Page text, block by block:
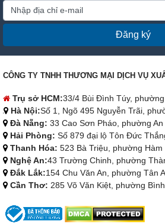
Đăng ký
CÔNG TY TNHH THƯƠNG MẠI DỊCH VỤ
Trụ sở HCM:33/4 Bùi Đình Túy,
Hà Nội:Số 1, Ngõ 495 Nguyễn Trãi,
Đà Nẵng: 33 Cao Sơn Pháo, phường An
Hải Phòng: Số 879 đại lộ Tôn Đức
Thanh Hóa: 523 Bà Triệu, phường Hàm
Nghệ An:43 Trường Chinh, phường
Đắk Lắk:154 Chu Văn An, phường Tân
Cần Thơ: 285 Võ Văn Kiệt, phường